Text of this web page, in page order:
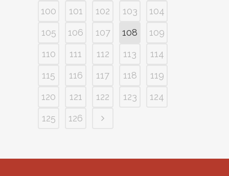
100
101 102 103
104
105
106 107 108
109
110
111 112 113
114
115
116 117 118
119
120
121 122 123
124
125
126